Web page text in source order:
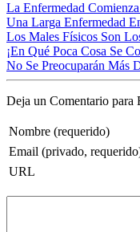
La Enfermedad
Una Larga Enfermedad
Los Males Físicos Son
¡En Qué Poca Cosa Se
No Se Preocuparán Más
Deja un Comentario para
Nombre (requerido)
Email (privado,
URL